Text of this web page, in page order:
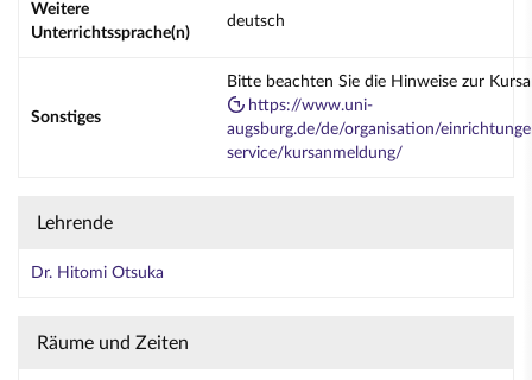
Weitere
Unterrichtssprache(n)
deutsch
Sonstiges
Bitte beachten Sie die Hinweise zur
https://www.uni-
augsburg.de/de/organisation/
service/kursanmeldung/
Lehrende
Dr. Hitomi Otsuka
Räume und Zeiten